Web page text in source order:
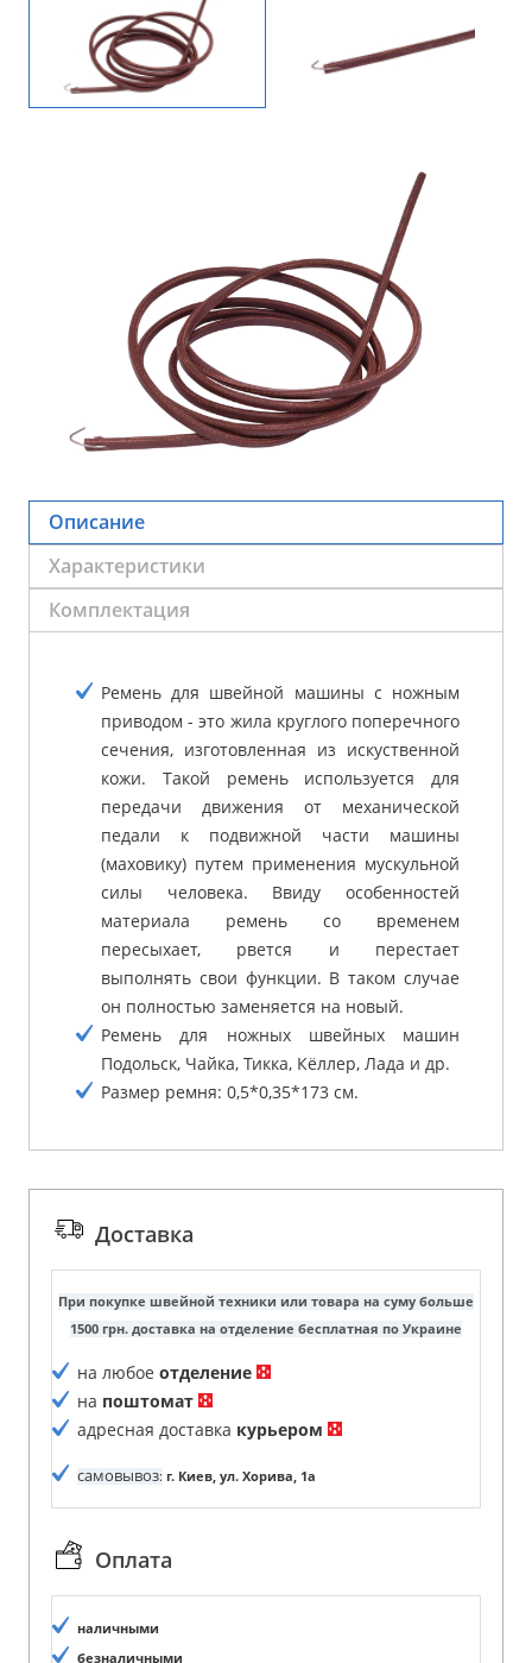
Описание
Характеристики
Комплектация
Ремень для швейной машины с ножным
приводом - это жила круглого поперечного
сечения, изготовленная из искуственной
кожи. Такой ремень используется для
передачи движения от механической
педали к подвижной части машины
(маховику) путем применения мускульной
силы человека. Ввиду особенностей
материала ремень со временем
пересыхает, рвется и перестает
выполнять свои функции. В таком случае
он полностью заменяется на новый.
Ремень для ножных швейных машин
Подольск, Чайка, Тикка, Кёллер, Лада и др.
Размер ремня: 0,5*0,35*173 см.
Доставка
При покупке швейной техники или товара на суму больше
1500 грн. доставка на отделение бесплатная по Украине
на любое отделение
на поштомат
адресная доставка курьером
самовывоз: г. Киев, ул. Хорива, 1а
Оплата
наличными
безналичными